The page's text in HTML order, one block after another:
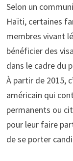
Selon un
Haïti, certaines
membres vivant
bénéficier des
dans le cadre du
À partir de 2015,
américain qui
permanents ou
pour leur faire
de se porter